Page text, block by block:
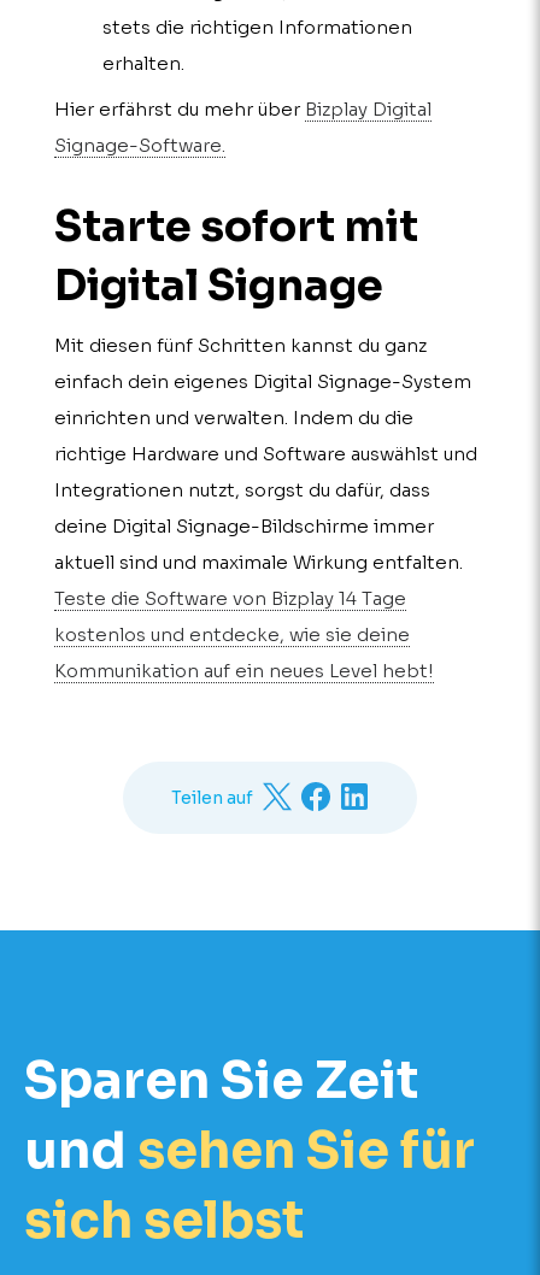
stets die richtigen Informationen
erhalten.
Hier erfährst du mehr über Bizplay Digital
Signage-Software.
Starte sofort mit
Digital Signage
Mit diesen fünf Schritten kannst du ganz
einfach dein eigenes Digital Signage-System
einrichten und verwalten. Indem du die
richtige Hardware und Software auswählst und
Integrationen nutzt, sorgst du dafür, dass
deine Digital Signage-Bildschirme immer
aktuell sind und maximale Wirkung entfalten.
Teste die Software von Bizplay 14 Tage
kostenlos und entdecke, wie sie deine
Kommunikation auf ein neues Level hebt!
Teilen auf
Sparen Sie Zeit
und sehen Sie für
sich selbst